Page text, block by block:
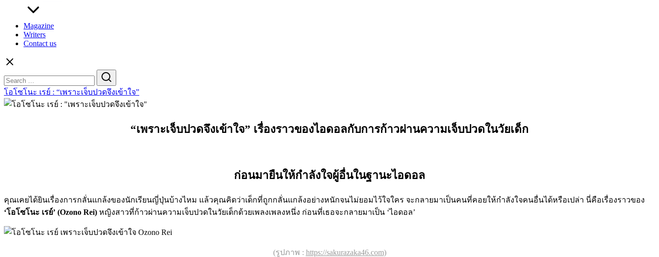
Magazine
Writers
Contact us
for:
โอโซโนะ เรย์ : “เพราะเจ็บปวดจึงเข้าใจ”
“เพราะเจ็บปวดจึงเข้าใจ” เรื่องราวของไอดอลกับการก้าวผ่านความเจ็บปวดในวัยเด็ก
ก่อนมายืนให้กำลังใจผู้อื่นในฐานะไอดอล
คุณเคยได้ยินเรื่องการกลั่นแกล้งของนักเรียนญี่ปุ่นบ้างไหม แล้วคุณคิดว่าเด็กที่ถูกกลั่นแกล้งอย่างหนักจนไม่ยอมไว้ใจใคร จะกลายมาเป็นคนที่คอยให้กำลังใจคนอื่นได้หรือเปล่า นี่คือเรื่องราวของ
‘โอโซโนะ เรย์’ (Ozono Rei) หญิงสาวที่ก้าวผ่านความเจ็บปวดในวัยเด็กด้วยเพลงเพลงหนึ่ง ก่อนที่เธอจะกลายมาเป็น ‘ไอดอล’
(รูปภาพ : https://sakurazaka46.com)